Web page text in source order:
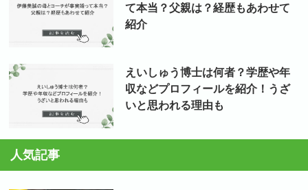
て本当？父親は？経歴もあわせて
紹介
えいしゅう博士は何者？学歴や年
収などプロフィールを紹介！うざ
いと思われる理由も
人気記事